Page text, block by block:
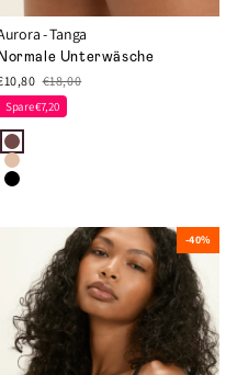
- Tanga
Normale Unterwäsche
€18,00
Spare €7,20
-40%